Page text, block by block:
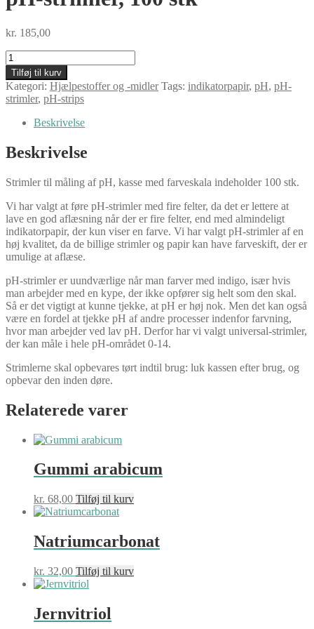
kr. 185,00
pH-
strimler,
100
stk
antal
Tilføj til kurv
Kategori: Hjælpestoffer og -midler Tags: indikatorpapir, pH, pH-
strimler, pH-strips
Beskrivelse
Beskrivelse
Strimler til måling af pH, kasse med farveskala indeholder 100 stk.
Vi har valgt at føre pH-strimler med fire felter, da det er lettere at
lave en god aflæsning når der er fire felter, end med almindeligt
indikatorpapir, der kun viser en farve. Vi har valgt pH-strimler af en
høj kvalitet, da de billige strimler og papir kan have farveskift, der er
umulige at aflæse.
pH-strimler er uundværlige når man farver med indigo, især hvis
man arbejder med en kype, der ikke opfører sig helt som den skal.
Så er det vigtigt at kunne tjekke, at pH er høj nok. Men det kan også
være en fordel at tjekke pH af andre processer indenfor farvning,
hvor man arbejder ved lav pH. Derfor har vi valgt universal-strimler,
der kan måle i hele pH-området 0-14.
Strimlerne skal opbevares tørt indtil brug: luk kassen efter brug, og
opbevar den inden døre.
Relaterede varer
Gummi arabicum
kr. 68,00 Tilføj til kurv
Natriumcarbonat
kr. 32,00 Tilføj til kurv
Jernvitriol